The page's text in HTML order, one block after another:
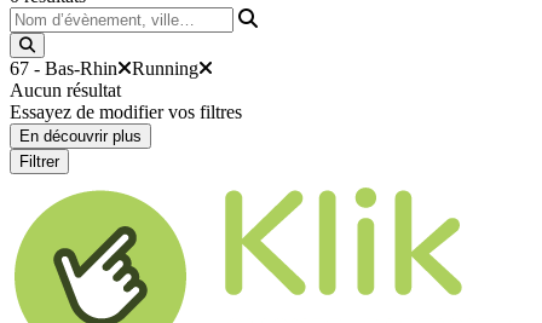
Nom d’évènement, ville…
67 - Bas-Rhin
Running
Aucun résultat
Essayez de modifier vos filtres
En découvrir plus
Filtrer